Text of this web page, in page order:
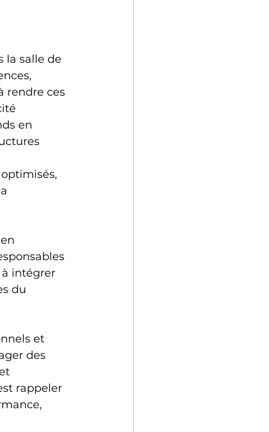
la salle de
rendre ces
en
intégrer
du
et
des
rappeler